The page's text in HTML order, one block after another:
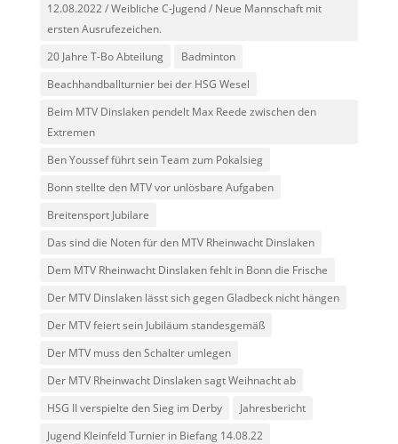
12.08.2022 / Weibliche C-Jugend / Neue Mannschaft mit
ersten Ausrufezeichen.
20 Jahre T-Bo Abteilung
Badminton
Beachhandballturnier bei der HSG Wesel
Beim MTV Dinslaken pendelt Max Reede zwischen den
Extremen
Ben Youssef führt sein Team zum Pokalsieg
Bonn stellte den MTV vor unlösbare Aufgaben
Breitensport Jubilare
Das sind die Noten für den MTV Rheinwacht Dinslaken
Dem MTV Rheinwacht Dinslaken fehlt in Bonn die Frische
Der MTV Dinslaken lässt sich gegen Gladbeck nicht hängen
Der MTV feiert sein Jubiläum standesgemäß
Der MTV muss den Schalter umlegen
Der MTV Rheinwacht Dinslaken sagt Weihnacht ab
HSG II verspielte den Sieg im Derby
Jahresbericht
Jugend Kleinfeld Turnier in Biefang 14.08.22